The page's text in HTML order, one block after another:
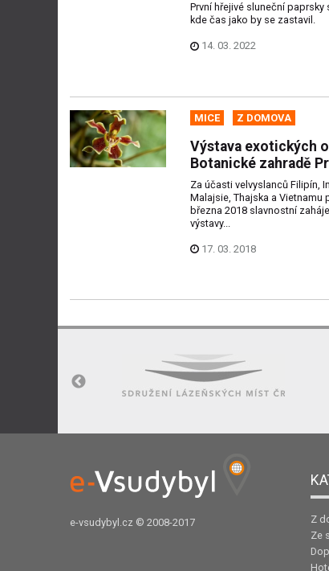
První hřejivé sluneční paprsky
kde čas jako by se zastavil.
14. 03. 2022
MICE Z DOMOVA
Výstava exotických
Botanické zahradě
Za účasti velvyslanců Filipín,
Malajsie, Thajska a Vietnamu
března 2018 slavnostní
výstavy...
17. 03. 2018
e-vsudybyl.cz © 2008-2017
Z
Ze